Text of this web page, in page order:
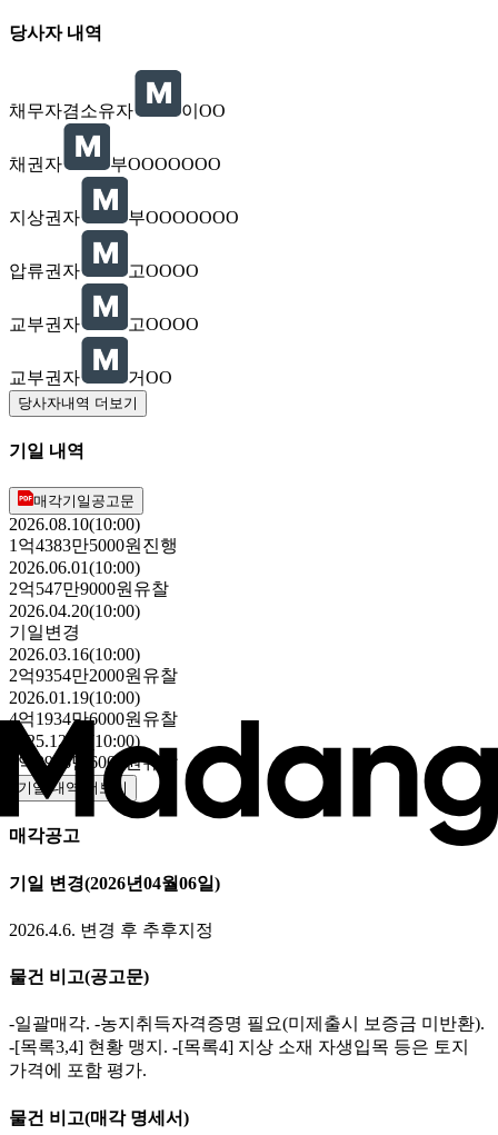
당사자 내역
채무자겸소유자 이OO
채권자 부OOOOOOO
지상권자 부OOOOOOO
압류권자 고OOOO
교부권자 고OOOO
교부권자 거OO
당사자내역 더보기
기일 내역
매각기일공고문
2026.08.10(10:00)
1억4383만5000원 진행
2026.06.01(10:00)
2억547만9000원 유찰
2026.04.20(10:00)
기일변경
2026.03.16(10:00)
2억9354만2000원 유찰
2026.01.19(10:00)
4억1934만6000원 유찰
2025.12.08(10:00)
5억9906만6000원유찰
기일 내역 더보기
매각공고
기일 변경(2026년04월06일)
2026.4.6. 변경 후 추후지정
물건 비고(공고문)
-일괄매각. -농지취득자격증명 필요(미제출시 보증금 미반환).
-[목록3,4] 현황 맹지. -[목록4] 지상 소재 자생입목 등은 토지
가격에 포함 평가.
물건 비고(매각 명세서)